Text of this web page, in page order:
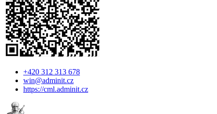
+420 312 313 678
win@adminit.cz
https://cml.adminit.cz